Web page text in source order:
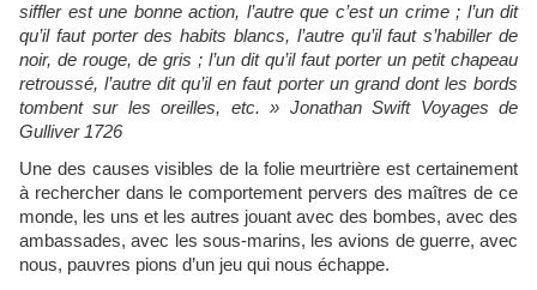
siffler est une bonne action, l’autre que c’est un crime ; l’un dit
qu’il faut porter des habits blancs, l’autre qu’il faut s’habiller de
noir, de rouge, de gris ; l’un dit qu’il faut porter un petit chapeau
retroussé, l’autre dit qu’il en faut porter un grand dont les bords
tombent sur les oreilles, etc. » Jonathan Swift Voyages de
Gulliver 1726
Une des causes visibles de la folie meurtrière est certainement
à rechercher dans le comportement pervers des maîtres de ce
monde, les uns et les autres jouant avec des bombes, avec des
ambassades, avec les sous-marins, les avions de guerre, avec
nous, pauvres pions d’un jeu qui nous échappe.